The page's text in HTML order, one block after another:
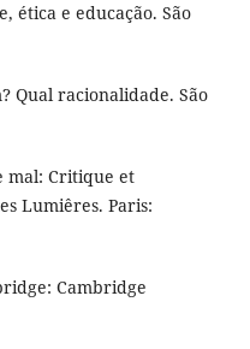
ética e educação. São
Qual racionalidade. São
mal: Critique et
Lumiêres. Paris:
Cambridge